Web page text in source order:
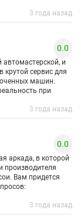
3 года назад
0.0
и
крутой сервис для
машин.
при
3 года назад
0.0
аркада, в которой
производителя
Вам придется
3 года назад